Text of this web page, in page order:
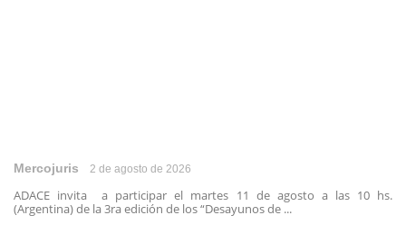
Mercojuris 2 de agosto de 2026
ADACE invita a participar el martes 11 de agosto a las 10 hs.
(Argentina) de la 3ra edición de los “Desayunos de ...